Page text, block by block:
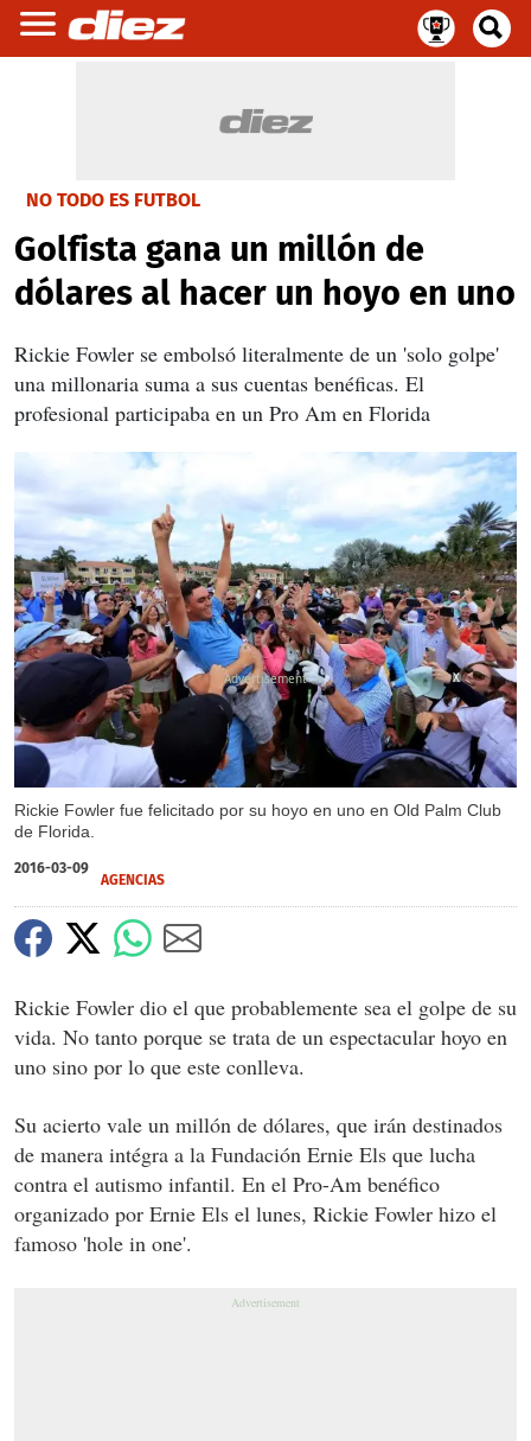
NO TODO ES FUTBOL
Golfista gana un millón de
dólares al hacer un hoyo en uno
Rickie Fowler se embolsó literalmente de un 'solo golpe'
una millonaria suma a sus cuentas benéficas. El
profesional participaba en un Pro Am en Florida
Rickie Fowler fue felicitado por su hoyo en uno en Old Palm Club
de Florida.
X
2016-03-09
AGENCIAS
Rickie Fowler dio el que probablemente sea el golpe de su
vida. No tanto porque se trata de un espectacular hoyo en
uno sino por lo que este conlleva.
Su acierto vale un millón de dólares, que irán destinados
de manera intégra a la Fundación Ernie Els que lucha
contra el autismo infantil. En el Pro-Am benéfico
organizado por Ernie Els el lunes, Rickie Fowler hizo el
famoso 'hole in one'.